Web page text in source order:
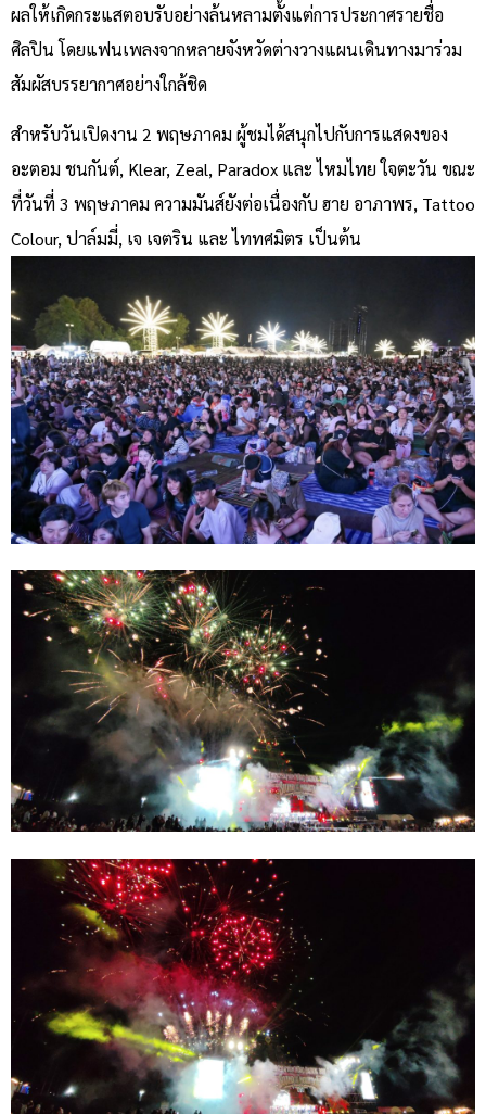
ผลให้เกิดกระแสตอบรับอย่างล้นหลามตั้งแต่การประกาศรายชื่อ
ศิลปิน โดยแฟนเพลงจากหลายจังหวัดต่างวางแผนเดินทางมาร่วม
สัมผัสบรรยากาศอย่างใกล้ชิด
สำหรับวันเปิดงาน 2 พฤษภาคม ผู้ชมได้สนุกไปกับการแสดงของ
อะตอม ชนกันต์, Klear, Zeal, Paradox และ ไหมไทย ใจตะวัน ขณะ
ที่วันที่ 3 พฤษภาคม ความมันส์ยังต่อเนื่องกับ ฮาย อาภาพร, Tattoo
Colour, ปาล์มมี่, เจ เจตริน และ ไททศมิตร เป็นต้น